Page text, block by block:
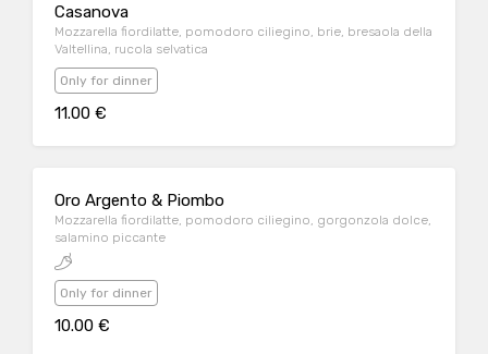
Casanova
Mozzarella fiordilatte, pomodoro ciliegino, brie, bresaola della
Valtellina, rucola selvatica
Only for dinner
11.00 €
Oro Argento & Piombo
Mozzarella fiordilatte, pomodoro ciliegino, gorgonzola dolce,
salamino piccante
Only for dinner
10.00 €